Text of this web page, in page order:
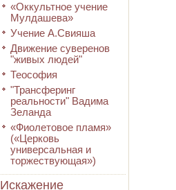
«Оккультное учение
Мулдашева»
Учение А.Свияша
Движение суверенов
"живых людей"
Теософия
"Трансферинг
реальности" Вадима
Зеланда
«Фиолетовое пламя»
(«Церковь
универсальная и
торжествующая»)
Искажение